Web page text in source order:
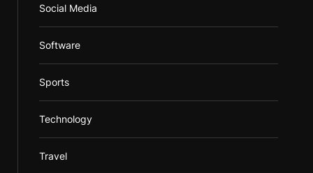
Social Media
Software
Sports
Technology
Travel